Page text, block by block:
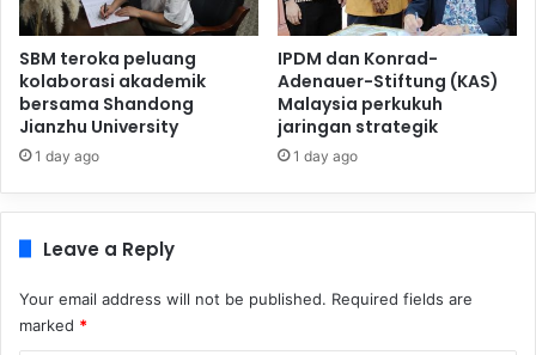
SBM teroka peluang
kolaborasi akademik
bersama Shandong
Jianzhu University
1 day ago
IPDM dan Konrad-
Adenauer-Stiftung (KAS)
Malaysia perkukuh
jaringan strategik
1 day ago
Leave a Reply
Your email address will not be published. Required fields are
marked *